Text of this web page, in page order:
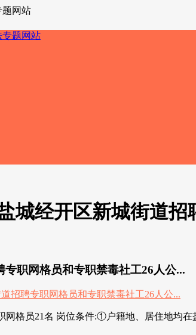
题网站
城经开区新城街道
职网格员和专职禁毒社工26人公...
网格员21名 岗位条件:①户籍地、居住地均